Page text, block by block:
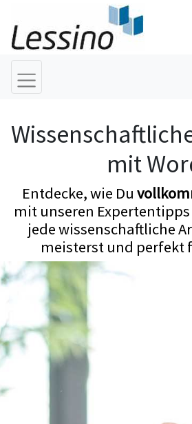
mit
Entdecke, wie Du
mit unseren
jede wissenschaftliche
meisterst und perfekt